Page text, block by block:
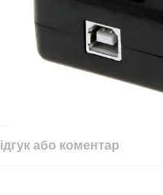
або коментар